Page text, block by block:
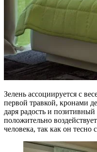
Зелень ассоциируется с
первой травкой, кронами
даря радость и
положительно
человека, так как он